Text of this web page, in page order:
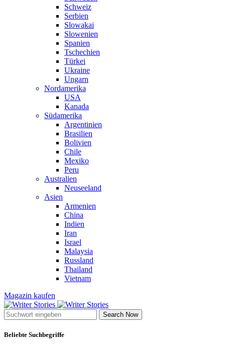
Schweiz
Serbien
Slowakai
Slowenien
Spanien
Tschechien
Türkei
Ukraine
Ungarn
Nordamerika
USA
Kanada
Südamerika
Argentinien
Brasilien
Bolivien
Chile
Mexiko
Peru
Australien
Neuseeland
Asien
Armenien
China
Indien
Iran
Israel
Malaysia
Russland
Thailand
Vietnam
Magazin kaufen
Search Now
Beliebte Suchbegriffe